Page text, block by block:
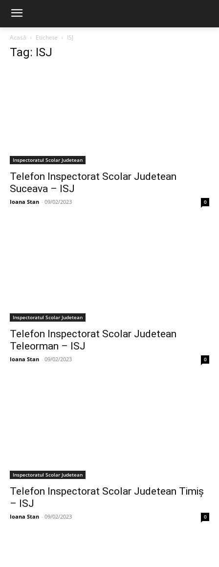
Acasă Etichete ISJ
Tag: ISJ
Inspectoratul Scolar Judetean
Telefon Inspectorat Scolar Judetean
Suceava – ISJ
Ioana Stan - 09/02/2023 0
Inspectoratul Scolar Judetean
Telefon Inspectorat Scolar Judetean
Teleorman – ISJ
Ioana Stan - 09/02/2023 0
Inspectoratul Scolar Judetean
Telefon Inspectorat Scolar Judetean Timiș
– ISJ
Ioana Stan - 09/02/2023 0